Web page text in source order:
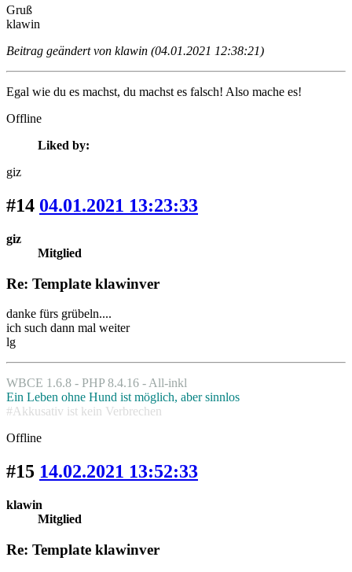
Gruß
klawin
Beitrag geändert von klawin (04.01.2021 12:38:21)
Egal wie du es machst, du machst es falsch! Also mache es!
Offline
Liked by:
giz
#14 04.01.2021 13:23:33
giz
Mitglied
Re: Template klawinver
danke fürs grübeln....
ich such dann mal weiter
lg
WBCE 1.6.8 - PHP 8.4.16 - All-inkl
Ein Leben ohne Hund ist möglich, aber sinnlos
#Akkusativ ist kein Verbrechen
Offline
#15 14.02.2021 13:52:33
klawin
Mitglied
Re: Template klawinver